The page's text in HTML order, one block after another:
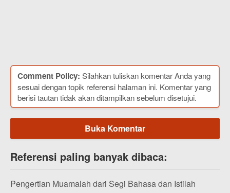
Comment Policy: Silahkan tuliskan komentar Anda yang
sesuai dengan topik referensi halaman ini. Komentar yang
berisi tautan tidak akan ditampilkan sebelum disetujui.
Buka Komentar
Referensi paling banyak dibaca:
Pengertian Muamalah dari Segi Bahasa dan Istilah